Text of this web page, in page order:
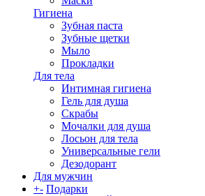
Гигиена
Зубная паста
Зубные щетки
Мыло
Прокладки
Для тела
Интимная гигиена
Гель для душа
Скрабы
Мочалки для душа
Лосьон для тела
Универсальные гели
Дезодорант
Для мужчин
+- Подарки